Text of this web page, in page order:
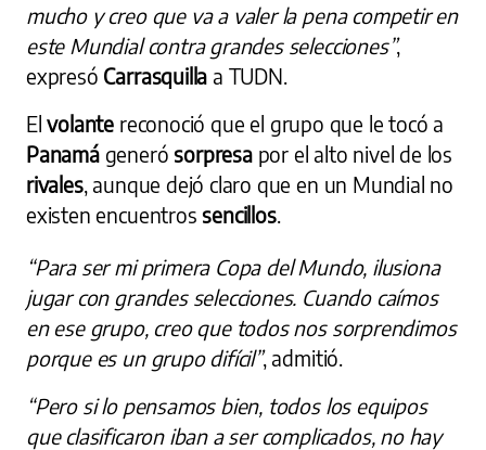
mucho y creo que va a valer la pena competir en
este Mundial contra grandes selecciones”,
expresó Carrasquilla a TUDN.
Elvolante reconoció que el grupo que le tocó a
Panamá generósorpresa por el alto nivel de los
rivales, aunque dejó claro que en un Mundial no
existen encuentrossencillos.
“Para ser mi primera Copa del Mundo, ilusiona
jugar con grandes selecciones. Cuando caímos
en ese grupo, creo que todos nos sorprendimos
porque es un grupo difícil”, admitió.
“Pero si lo pensamos bien, todos los equipos
que clasificaron iban a ser complicados, no hay